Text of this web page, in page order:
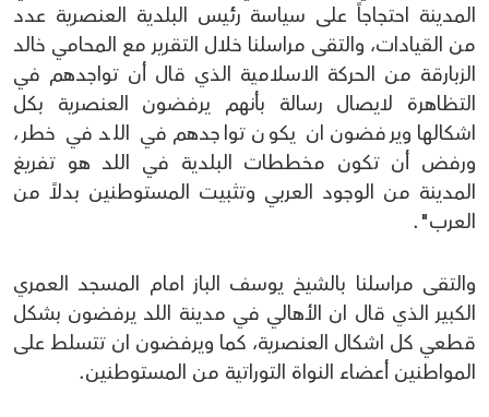
المدينة احتجاجاً على سياسة رئيس البلدية العنصرية عدد
من القيادات، والتقى مراسلنا خلال التقرير مع المحامي خالد
الزبارقة من الحركة الاسلامية الذي قال أن تواجدهم في
التظاهرة لايصال رسالة بأنهم يرفضون العنصرية بكل
اشكالها ويرفضون ان يكون تواجدهم في اللد في خطر،
ورفض أن تكون مخططات البلدية في اللد هو تفريغ
المدينة من الوجود العربي وتثبيت المستوطنين بدلاً من
العرب".
والتقى مراسلنا بالشيخ يوسف الباز امام المسجد العمري
الكبير الذي قال ان الأهالي في مدينة اللد يرفضون بشكل
قطعي كل اشكال العنصرية، كما ويرفضون ان تتسلط على
المواطنين أعضاء النواة التوراتية من المستوطنين.